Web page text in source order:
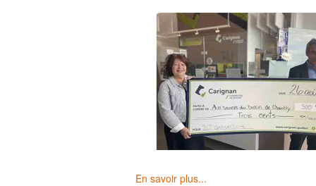
En savoir plus...